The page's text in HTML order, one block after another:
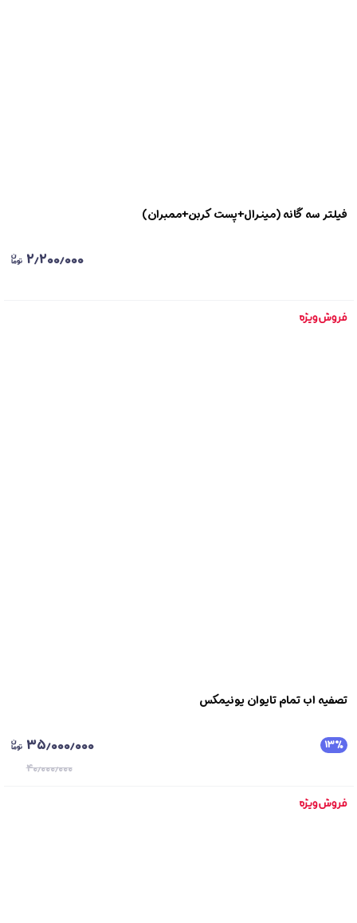
فیلتر سه گانه (مینرال+پست کربن+ممبران)
۲٫۲۰۰٫۰۰۰
تصفیه اب تمام تایوان یونیمکس
۱۳٪ ۳۵٫۰۰۰٫۰۰۰
۴۰٫۰۰۰٫۰۰۰